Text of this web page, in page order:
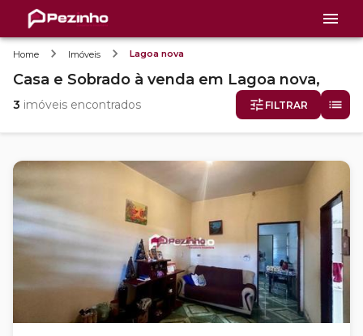
Home Imóveis Lagoa nova
Casa e Sobrado à venda em Lagoa nova,
3 imóveis encontrados FILTRAR